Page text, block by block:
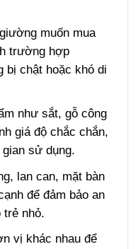
muốn mua
trường hợp
bị chật hoặc khó di
như sắt, gỗ công
giá độ chắc chắn,
sử dụng.
lan can, mặt bàn
để đảm bảo an
trẻ nhỏ.
vị khác nhau để